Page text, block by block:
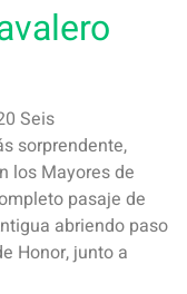
Seis
sorprendente,
los Mayores de
pasaje de
abriendo paso
Honor, junto a